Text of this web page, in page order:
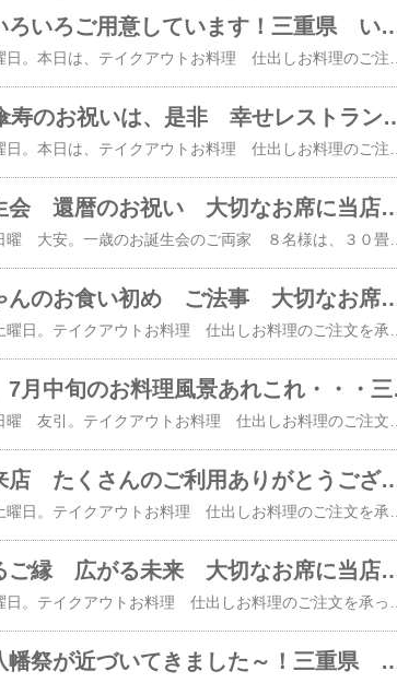
三重の地酒 作 田光 いろいろご用意しています！三重県 いなべ市 阿下喜（あ
いなべの皆様～ 80歳 傘寿のお祝いは、是非 幸せレストラン 日本料理 昭
ご結婚祝い 一歳のお誕生会 還暦のお祝い 大切なお席に当店のご利用ありがとうございました。三重県 いな
本日は、２０２６年 ７月１９日 日曜 大安。一歳のお誕生会のご両家 ８名様は、３０畳の扇の間にご用意しました。当店は、全て足元の楽なテーブル椅子席です。お献立です。雅会席 ５，５００円の御飯ものを鯛茶漬けに変更（＋８００円）されました。 ↑ 一歳のお誕生日お祝い膳 女の子バージョン盛り ↑ 記念写真の様子は、また後程詳しくご紹介して参ります。 大切なお席に当店のご利用ありがとうございました。ご結婚祝いのご両家 ６名様は、３０畳の雅の間にご用意しました。お座敷の隅には、昭栄館オリジナルの記念写真用メッセージカードホワイトボード をご用意しました。お献立です。雅会席 ５，５００円の焼き物を飛騨牛ヒレステーキに変更（＋４，４００円）されました。本日の飛騨牛ヒレです。夜席のお客様もステーキに変更でしたので、９名様分ございます。岐阜県のお肉屋さんから直送です。お帰りの際に承った記念写真です。 ↑ こんな感じにお撮りできています。昭栄館オリジナルの記念写真用メッセージカードをお持ちになって、幸せいっぱいのお写真となりました。ご両家揃ってのお写真ってなかなか無いもの。 昭栄館では、そんな「夢」が叶います！！！お写真 早速現像に出しています。出来上がりまで一週間～１０日ほどお待ちくださいませ。２０１５年 １２３組２０１６年 ２０３組２０１７年 ２２８組２０１８年 ２２４組２０１９年 ２１７組２０２０年 １７７組２０２１年 １０８組２０２２年 １３９組２０２３年 １５７組２０２４年 １５６組２０２５年 １６３組のお客様がご利用になった２０２６年 記念写真 撮影サービス７８ ７９組目の皆様でした。累計 １，９７３ １，９７４組目の皆様のご利用になります。 昭栄館公式インスタグラムからもお写真ご覧になれますよ！Lサイズ（普通サイズ）の写真は、ご人数分まで無料です。２Lサイズ（Lサイズの倍の大きさ）の写真は、１枚 ２００円。A４サイズ（コピー用紙のサイズ）の写真は、１枚 １，０００円で承ります。郵送の場合 送料３００円頂戴します。（２０２５年 ５月２８日より）当店でお受け取りの場合、郵送代は要りません。 大切なお席に当店のご利用ありがとうございました。続いて、夜席。６０歳 還暦のお祝いのご家族様 ６名様のお献立です。このうち３名様は、雅会席 ５，５００円の焼き物を飛騨牛ヒレステーキに変更（＋４，４００円）されました。あと３名様は、雅会席 ５，５００円の焼き物を伊勢海老の鬼殻焼きに変更（＋４，４００円）されました。コチラのお客様、ご都合でテイクアウトに変更されました。・還暦祝いの赤色のちゃんちゃんこ・昭栄館オリジナルの記念写真用メッセージカード をお貸しして差し上げました。 お写真お撮りになられたかしら。 本日もたくさんのご利用ありがとうございました。三重県最北端 いなべ市「阿下喜 あげき」の 日本料理 昭栄館 本店 ​の料理長のブログ。２００６年９月１４日から１９年間毎日更新中です。こちらから 最近の昭栄館の様子（ブログ）を日を追ってご覧になれますよ。私 料理長 ５４歳。もう３４～２９年前になりますが、有名料亭 神戸吉兆で修行して参りました。当店のこと毎日発信している情報 画像など、昭栄館リットリンクからご覧下さいませ。​​ ↑ いなべ市ってこんなところ。昨年 令和７年３月２９日（土曜）１５時に、いなべインターチェンジが開通。いなべIC 降りて、当店までお車で３分くらいになりました！！！テイクアウトお料理 仕出しお料理ご来店のお料理大人気のお祝い膳ご予約は、 お電話 ０５９４－７２－２０６５ 日本料理 昭栄館又は、昭栄館LINE公式アカウントから ２４時間 ３６５日承ります。 AIによる自動応答（ヘンテコな応答かも）ですが、 ２４時間以内に 私 料理長からお返事差し上げますので、 しばらくお待ちくださいませ。 昭栄館LINE公式アカウント お友だち登録お待ち申し上げます。 （お急ぎの場合は、お電話ください）お撮りしたお写真の画像データをLINEからお送りすることが出来ますので、とても喜ばれております。今後とも いなべの昭栄館をよろしくお願い申し上げます。 料理長 森嶋雅樹
立田小学校同窓会 赤ちゃんのお食い初め ご法事 大切なお席に当店のご利用ありがとうございました。三重県 い
暑くなってきまし
テイクアウトお料理 ご来店 たくさんのご利用ありがとうございました。三重県 いなべ市 阿
東近江 いなべ つながるご縁 広がる未来 大切なお席に当店のご利用ありがとうございました。三重県 いな
今日から７月！お祭り 八幡祭が近づいてきました～！三重県 いなべ市 阿下